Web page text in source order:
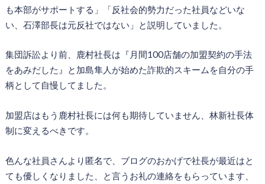
も本部がサポートする」「反社会的勢力だった社員などいな
い、石澤部長は元反社ではない」と説明していました。
集団訴訟より前、鹿村社長は『月間100店舗の加盟契約の手法
をあみだした』と加島隼人が始めた詐欺的スキームを自分の手
柄として自慢してました。
加盟店はもう鹿村社長には何も期待していません、林新社長体
制に変えるべきです。
色んな社員さんより匿名で、ブログのおかげで社長が最近はと
ても優しくなりました、と言うお礼の連絡をもらっています、